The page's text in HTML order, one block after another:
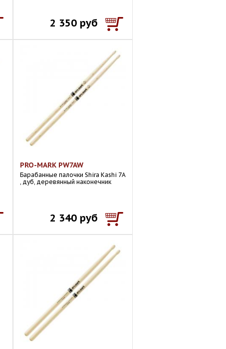
2 350 руб
PRO-MARK PW7AW
Барабанные палочки Shira Kashi 7A
, дуб, деревянный наконечник
2 340 руб